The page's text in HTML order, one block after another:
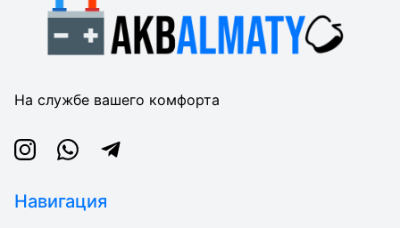
На службе вашего комфорта
InstagramWhatsappTelegram
Навигация